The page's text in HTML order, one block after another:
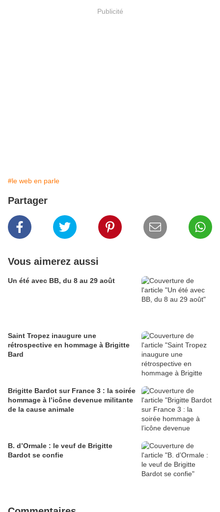
Publicité
#le web en parle
Partager
Vous aimerez aussi
Un été avec BB, du 8 au 29 août
Saint Tropez inaugure une
rétrospective en hommage à Brigitte
Bard
Brigitte Bardot sur France 3 : la soirée
hommage à l’icône devenue militante
de la cause animale
B. d’Ormale : le veuf de Brigitte
Bardot se confie